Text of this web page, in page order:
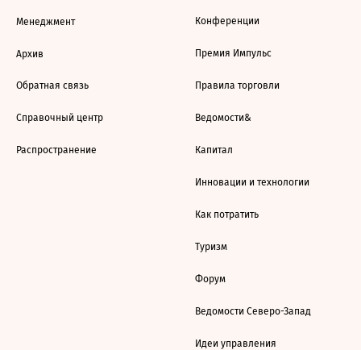
Менеджмент
Архив
Обратная связь
Справочный центр
Распространение
Конференции
Премия Импульс
Правила торговли
Ведомости&
Капитал
Инновации и технологии
Как потратить
Туризм
Форум
Ведомости Северо-Запад
Идеи управления